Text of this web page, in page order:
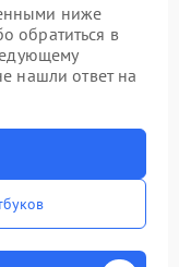
ниже
обратиться в
нашли ответ на